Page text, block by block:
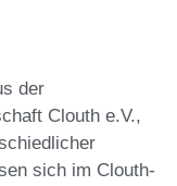
der
Clouth e.V.,
sich im Clouth-